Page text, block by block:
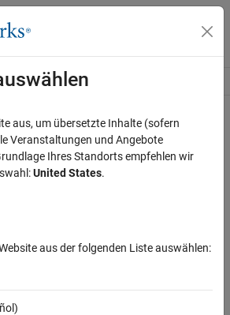
für Off-Canvas-
aus, um übersetzte Inhalte (sofern
Veranstaltungen und Angebote
Ihres Standorts empfehlen wir
United States.
aus der folgenden Liste auswählen: